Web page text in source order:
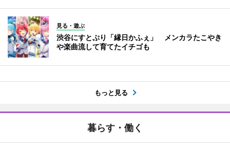
見る・遊ぶ
渋谷にすとぷり「縁日かふぇ」 メンカラたこやき
や楽曲流して育てたイチゴも
もっと見る
暮らす・働く